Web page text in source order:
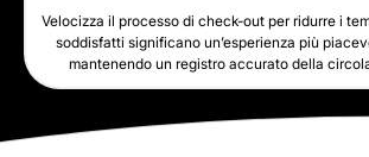
Velocizza il processo di check-out per ridurre i
soddisfatti significano un’esperienza più
mantenendo un registro accurato della